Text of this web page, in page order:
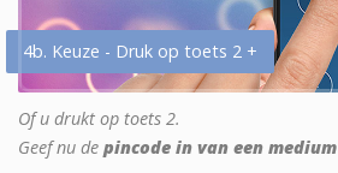
4b. Keuze - Druk op toets 2 +
Of u drukt op toets 2.
Geef nu de pincode in van een medium